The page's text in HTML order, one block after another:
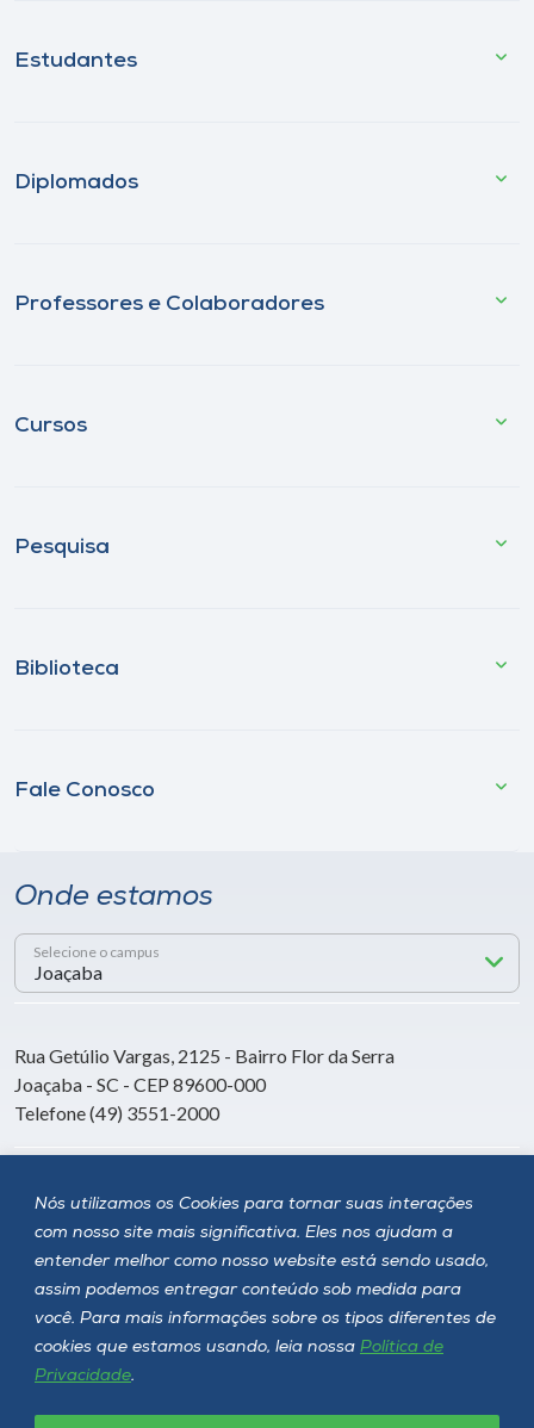
Nós utilizamos os Cookies para tornar suas interações
com nosso site mais significativa. Eles nos ajudam a
entender melhor como nosso website está sendo usado,
assim podemos entregar conteúdo sob medida para
você. Para mais informações sobre os tipos diferentes de
cookies que estamos usando, leia nossa Política de
Privacidade.
Estudantes
Diplomados
Professores e Colaboradores
Cursos
Pesquisa
Biblioteca
Fale Conosco
Onde estamos
Selecione o campus
Rua Getúlio Vargas, 2125 - Bairro Flor da Serra
Joaçaba - SC - CEP 89600-000
Telefone (49) 3551-2000
Siga a Unoesc